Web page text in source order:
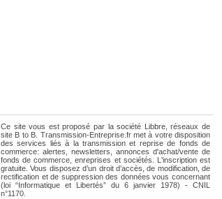
Ce site vous est proposé par la société Libbre, réseaux de
site B to B. Transmission-Entreprise.fr met à votre disposition
des services liés à la transmission et reprise de fonds de
commerce: alertes, newsletters, annonces d'achat/vente de
fonds de commerce, enreprises et sociétés. L'inscription est
gratuite. Vous disposez d’un droit d’accès, de modification, de
rectification et de suppression des données vous concernant
(loi “Informatique et Libertés” du 6 janvier 1978) - CNIL
n°1170.